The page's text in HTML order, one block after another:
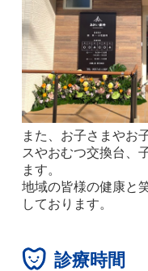
また、お子さまやお
スやおむつ交換台、
ます。
地域の皆様の健康と
しております。
診療時間